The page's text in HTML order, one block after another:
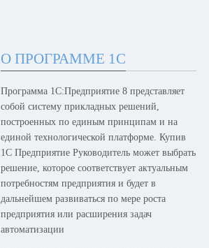
О ПРОГРАММЕ 1С
Программа 1С:Предприятие 8 представляет
собой систему прикладных решений,
построенных по единым принципам и на
единой технологической платформе. Купив
1С Предприятие Руководитель может выбрать
решение, которое соответствует актуальным
потребностям предприятия и будет в
дальнейшем развиваться по мере роста
предприятия или расширения задач
автоматизации